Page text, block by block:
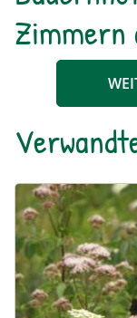
Zimmern
Ein blühendes